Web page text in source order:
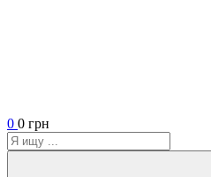
0 0 грн